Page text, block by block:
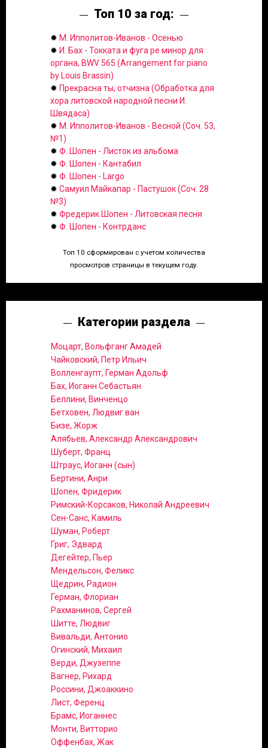
Топ 10 за год:
✹ М. Ипполитов-Иванов - Осенью
✹ И. Бах - Токката и фуга ре минор для
органа, BWV 565 (Arrangement for piano
by Louis Brassin)
✹ Прекрасна ты, отчизна (Обработка для
хора литовской народной песни И.
Швядаса)
✹ М. Ипполитов-Иванов - Весной (Соч. 53,
№1)
✹ Ф. Шопен - Листок из альбома
✹ Ф. Шопен - Кантабил
✹ Ф. Шопен - Largo
✹ Самуил Майкапар - Пастушок (Соч. 28
№3)
✹ Фредерик Шопен - Литовская песня
✹ Ф. Шопен - Контрданс
Топ 10 сформирован с учетом количества
просмотров страницы в текущем году.
Категории раздела
Моцарт, Вольфганг Амадей
Чайковский, Петр Ильич
Волленгаупт, Герман Адольф
Бах, Иоганн Себастьян
Беллини, Винченцо
Бетховен, Людвиг ван
Бизе, Жорж
Алябьев, Александр Александрович
Шуберт, Франц
Штраус, Иоганн (сын)
Бертини, Анри
Шопен, Фридерик
Римский-Корсаков, Николай Андреевич
Сен-Санс, Камиль
Шуман, Роберт
Григ, Эдвард
Дегейтер, Пьер
Мендельсон, Феликс
Щедрин, Радион
Герман, Флориан
Рахманинов, Сергей
Шитте, Людвиг
Вивальди, Антонио
Огинский, Михаил
Верди, Джузеппе
Вагнер, Рихард
Россини, Джоаккино
Лист, Ференц
Брамс, Иоганнес
Монти, Витторио
Оффенбах, Жак